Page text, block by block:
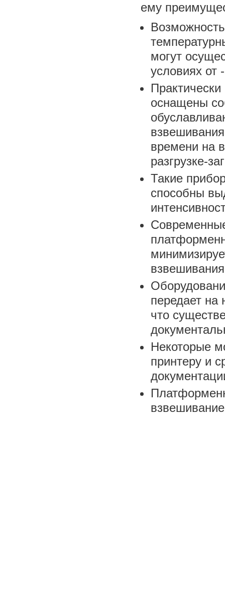
ему
могут
условиях от
оснащены
времени на
разгрузке-
Такие
способны
передает на
что
Некоторые
принтеру и